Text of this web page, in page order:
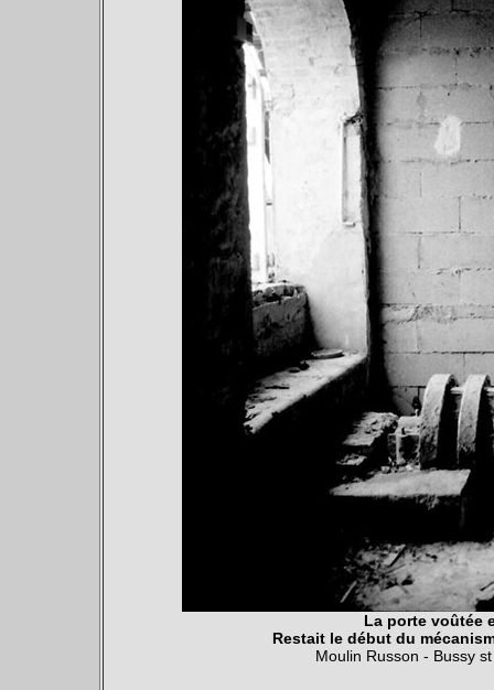
La porte voûtée
Restait le début du
Moulin Russon - Bussy